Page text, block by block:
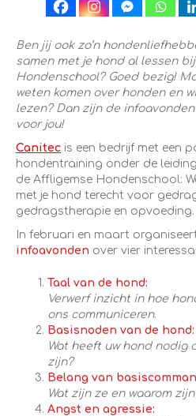
Ben jij ook zo’n
samen met je hond al lessen
Hondenschool? Goed bezig!
weten komen over honden en
lezen? Dan zijn de
voor jou!
Canitec is een bedrijf met een
hondentraining onder de
de Affligemse Hondenschool:
met je hond terecht voor
gedragstherapie en opvoeding.
In februari en maart
infoavonden over vier
Taal van de hond:
Verwerf inzicht in hoe
ons communiceren.
Basisnoden van de hond:
Wat heeft uw hond nodig
zijn?
Belang van
Wat zijn ze en waarom
Angst en agressie: